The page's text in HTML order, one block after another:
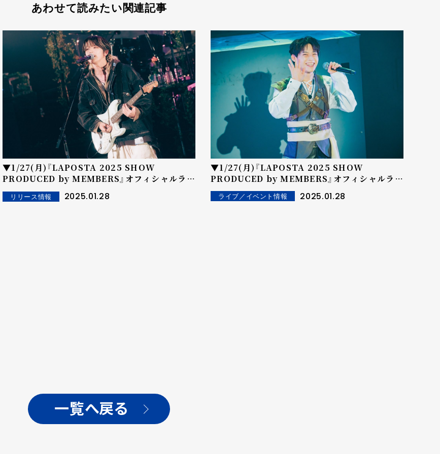
あわせて読みたい関連記事
▼1/27(月)『LAPOSTA 2025 SHOW
PRODUCED by MEMBERS』オフィシャルライ
ブレポート INI 髙塚大夢 『Echoes.』
リリース情報 2025.01.28
▼1/27(月)『LAPOSTA 2025 SHOW
PRODUCED by MEMBERS』オフィシャルライ
ブレポート INI 木村柾哉 『Unknown
Adventure』
ライブ／イベント情報 2025.01.28
一覧へ戻る